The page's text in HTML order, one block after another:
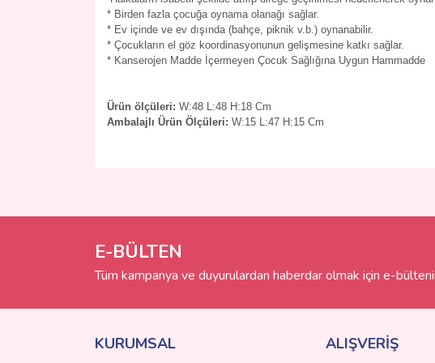
* Birden fazla çocuğa oynama olanağı sağlar.
* Ev içinde ve ev dışında (bahçe, piknik v.b.) oynanabilir.
* Çocukların el göz koordinasyonunun gelişmesine katkı sağlar.
* Kanserojen Madde İçermeyen Çocuk Sağlığına Uygun Hammadde
Ürün ölçüleri: W:48 L:48 H:18 Cm
Ambalajlı Ürün Ölçüleri: W:15 L:47 H:15 Cm
Ürün resmi kalitesiz, bozuk veya görüntülenemiyor.
Bu ürüne benzer farklı alternatifler olmalı.
E-BÜLTEN
Tüm kampanya ve duyurulardan haberdar olmak için e-
KURUMSAL ALIŞVERİŞ